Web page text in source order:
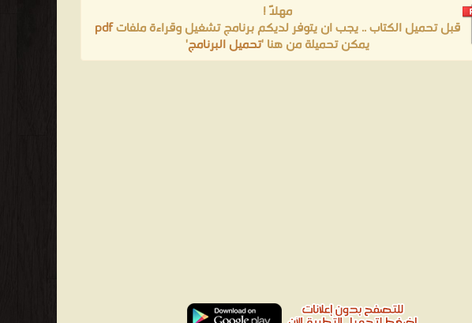
مهلاً !
قبل تحميل الكتاب .. يجب ان يتوفر لديكم برنامج تشغيل وقراءة ملفاتpdf
يمكن تحميلة من هنا 'تحميل البرنامج'